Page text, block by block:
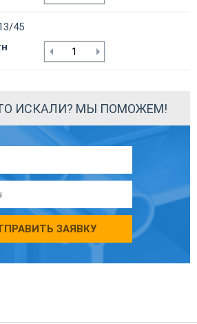
45
ИСКАЛИ? МЫ ПОМОЖЕМ!
ЗАЯВКУ